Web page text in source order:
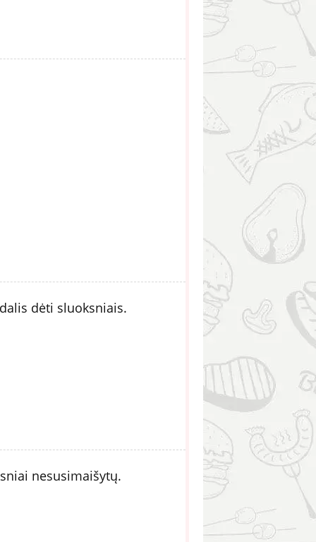
dėti sluoksniais.
nesusimaišytų.